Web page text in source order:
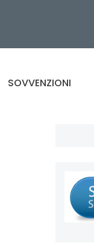
SOVVENZIONI